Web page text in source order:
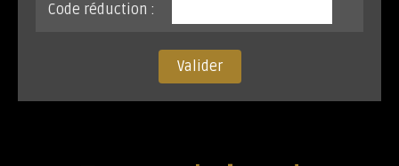
Code réduction :
Valider